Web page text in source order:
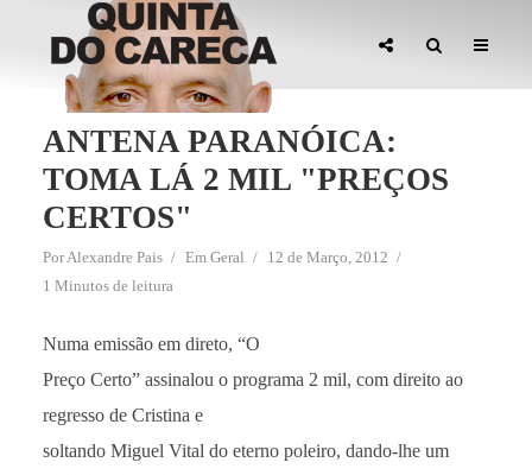
ANTENA PARANÓICA:
TOMA LÁ 2 MIL "PREÇOS
CERTOS"
PorAlexandre Pais Em Geral
12 de Março, 2012
1 Minutos de leitura
Numa emissão em direto, “O
Preço Certo” assinalou o programa 2 mil, com direito ao
regresso de Cristina e
soltando Miguel Vital do eterno poleiro, dando-lhe um